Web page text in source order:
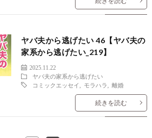
ヤバ夫から逃げたい 46【ヤバ夫の
家系から逃げたい_219】
2025.11.22
ヤバ夫の家系から逃げたい
コミックエッセイ
モラハラ ,離婚
続きを読む